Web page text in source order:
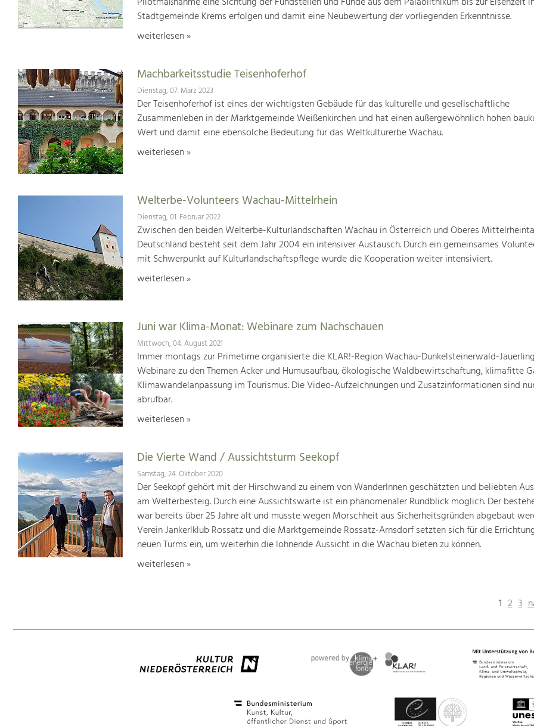
Stadtgemeinde Krems erfolgen und damit eine Neubewertung der vorliegenden Erkenntnisse.
weiterlesen »
Machbarkeitsstudie Teisenhoferhof
Dienstag, 07. März 2023
Der Teisenhoferhof ist eines der wichtigsten Gebäude für das kulturelle und gesellschaftliche
Zusammenleben in der Marktgemeinde Weißenkirchen und hat einen außergewöhnlich hohen
Wert und damit eine ebensolche Bedeutung für das Weltkulturerbe Wachau.
weiterlesen »
Welterbe-Volunteers Wachau-Mittelrhein
Dienstag, 01. Februar 2022
Zwischen den beiden Welterbe-Kulturlandschaften Wachau in Österreich und Oberes
Deutschland besteht seit dem Jahr 2004 ein intensiver Austausch. Durch ein gemeinsames
mit Schwerpunkt auf Kulturlandschaftspflege wurde die Kooperation weiter intensiviert.
weiterlesen »
Juni war Klima-Monat: Webinare zum Nachschauen
Mittwoch, 04. August 2021
Immer montags zur Primetime organisierte die KLAR!-Region Wachau-Dunkelsteinerwald-
Webinare zu den Themen Acker und Humusaufbau, ökologische Waldbewirtschaftung, klimafitte
Klimawandelanpassung im Tourismus. Die Video-Aufzeichnungen und Zusatzinformationen sind
abrufbar.
weiterlesen »
Die Vierte Wand / Aussichtsturm Seekopf
Samstag, 24. Oktober 2020
Der Seekopf gehört mit der Hirschwand zu einem von WanderInnen geschätzten und beliebten
am Welterbesteig. Durch eine Aussichtswarte ist ein phänomenaler Rundblick möglich. Der
war bereits über 25 Jahre alt und musste wegen Morschheit aus Sicherheitsgründen abgebaut
Verein Jankerlklub Rossatz und die Marktgemeinde Rossatz-Arnsdorf setzten sich für die
neuen Turms ein, um weiterhin die lohnende Aussicht in die Wachau bieten zu können.
weiterlesen »
1 2 3